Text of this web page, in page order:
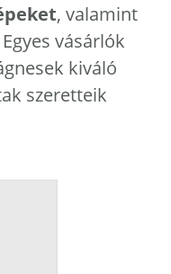
, valamint
Egyes vásárlók
kiváló
szeretteik